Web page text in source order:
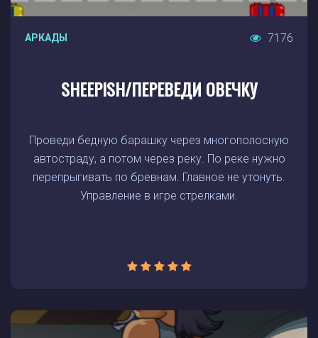
АРКАДЫ 7176
SHEEPISH/ПЕРЕВЕДИ ОВЕЧКУ
Проведи бедную барашку через многополосную
автостраду, а потом через реку. По реке нужно
перепрыгивать по бревнам. Главное не утонуть.
Управление в игре стрелками.